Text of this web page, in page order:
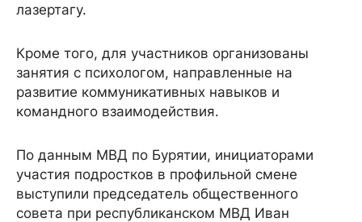
лазертагу.
Кроме того, для участников организованы
занятия с психологом, направленные на
развитие коммуникативных навыков и
командного взаимодействия.
По данным МВД по Бурятии, инициаторами
участия подростков в профильной смене
выступили председатель общественного
совета при республиканском МВД Иван